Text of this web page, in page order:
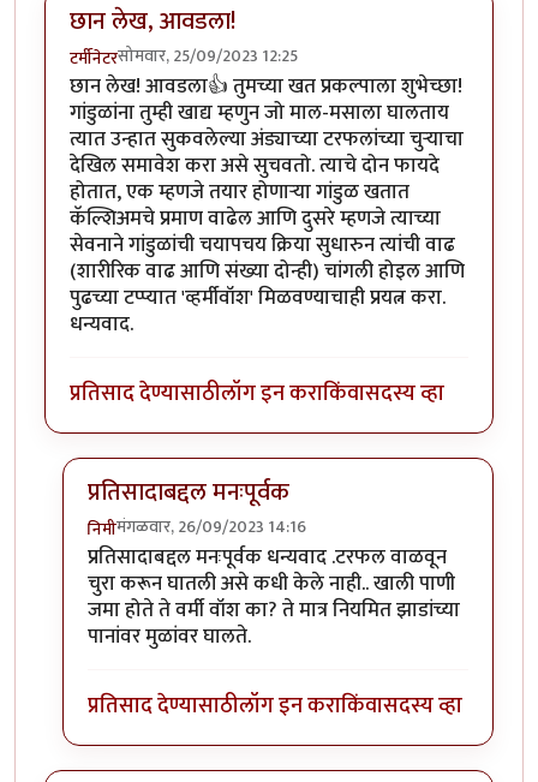
छान लेख, आवडला!
टर्मीनेटरसोमवार, 25/09/2023 12:25
छान लेख! आवडला👍 तुमच्या खत प्रकल्पाला शुभेच्छा!
गांडुळांना तुम्ही खाद्य म्हणुन जो माल-मसाला घालताय
त्यात उन्हात सुकवलेल्या अंड्याच्या टरफलांच्या चुऱ्याचा
देखिल समावेश करा असे सुचवतो. त्याचे दोन फायदे
होतात, एक म्हणजे तयार होणाऱ्या गांडुळ खतात
कॅल्शिअमचे प्रमाण वाढेल आणि दुसरे म्हणजे त्याच्या
सेवनाने गांडुळांची चयापचय क्रिया सुधारुन त्यांची वाढ
(शारीरिक वाढ आणि संख्या दोन्ही) चांगली होइल आणि
पुढच्या टप्प्यात 'व्हर्मीवॉश' मिळवण्याचाही प्रयत्न करा.
धन्यवाद.
प्रतिसाद देण्यासाठीलॉग इन कराकिंवासदस्य व्हा
प्रतिसादाबद्दल मनःपूर्वक
निमीमंगळवार, 26/09/2023 14:16
In reply toछान लेख, आवडला!byटर्मीनेटर
प्रतिसादाबद्दल मनःपूर्वक धन्यवाद .टरफल वाळवून
चुरा करून घातली असे कधी केले नाही.. खाली पाणी
जमा होते ते वर्मी वॉश का? ते मात्र नियमित झाडांच्या
पानांवर मुळांवर घालते.
प्रतिसाद देण्यासाठीलॉग इन कराकिंवासदस्य व्हा